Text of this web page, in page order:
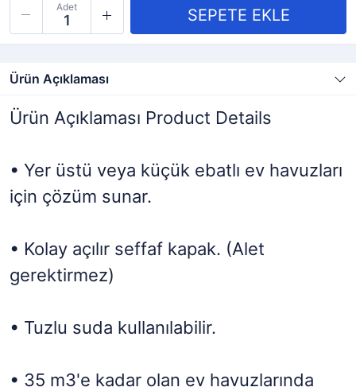
Adet
Ürün Açıklaması
Ürün Açıklaması Product Details
• Yer üstü veya küçük ebatlı ev havuzları
için çözüm sunar.
• Kolay açılır seffaf kapak. (Alet
gerektirmez)
• Tuzlu suda kullanılabilir.
• 35 m3'e kadar olan ev havuzlarında